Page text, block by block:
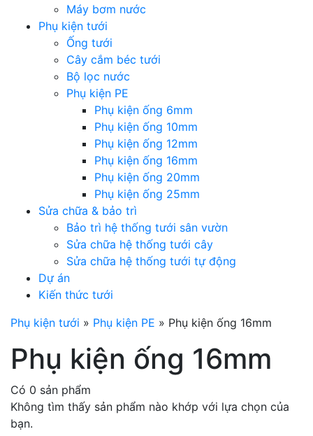
Máy bơm nước
Phụ kiện tưới
Ống tưới
Cây cắm béc tưới
Bộ lọc nước
Phụ kiện PE
Phụ kiện ống 6mm
Phụ kiện ống 10mm
Phụ kiện ống 12mm
Phụ kiện ống 16mm
Phụ kiện ống 20mm
Phụ kiện ống 25mm
Sửa chữa & bảo trì
Bảo trì hệ thống tưới sân vườn
Sửa chữa hệ thống tưới cây
Sửa chữa hệ thống tưới tự động
Dự án
Kiến thức tưới
Phụ kiện tưới » Phụ kiện PE » Phụ kiện ống 16mm
Phụ kiện ống 16mm
Có 0 sản phẩm
Không tìm thấy sản phẩm nào khớp với lựa chọn của
bạn.